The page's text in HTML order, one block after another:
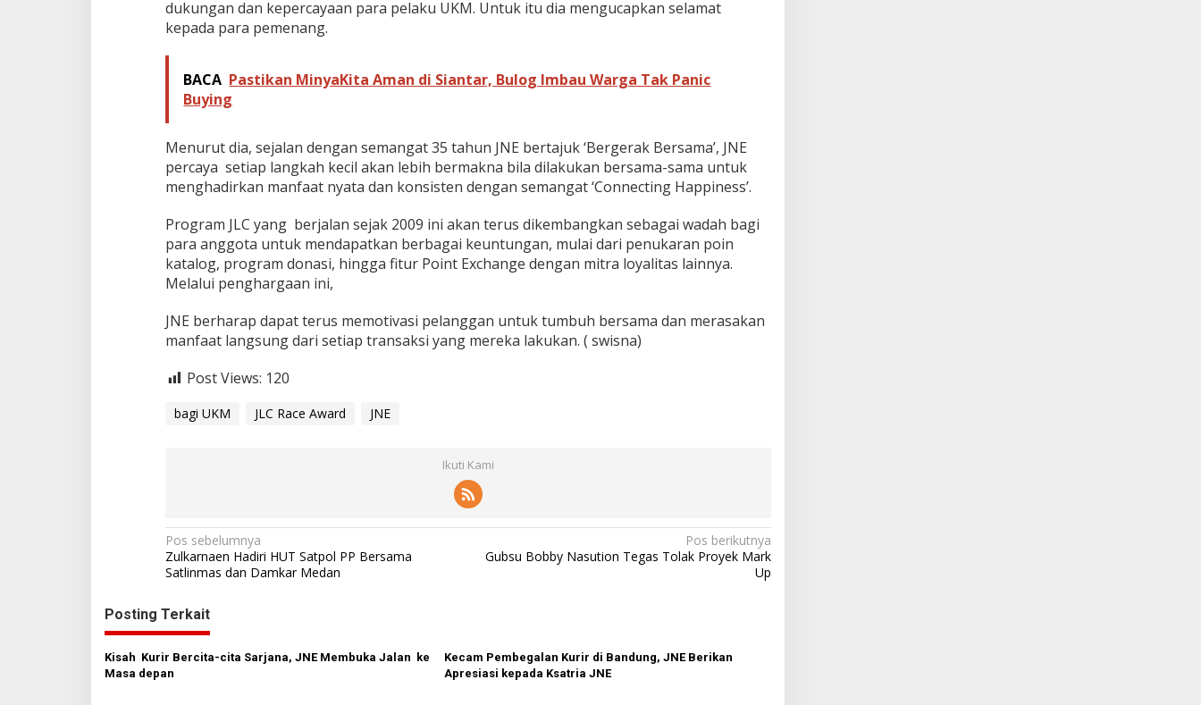
dukungan dan kepercayaan para pelaku UKM. Untuk itu dia mengucapkan selamat
kepada para pemenang.
BACA Pastikan MinyaKita Aman di Siantar, Bulog Imbau Warga Tak Panic
Buying
Menurut dia, sejalan dengan semangat 35 tahun JNE bertajuk ‘Bergerak Bersama’, JNE
percaya setiap langkah kecil akan lebih bermakna bila dilakukan bersama-sama untuk
menghadirkan manfaat nyata dan konsisten dengan semangat ‘Connecting Happiness’.
Program JLC yang berjalan sejak 2009 ini akan terus dikembangkan sebagai wadah bagi
para anggota untuk mendapatkan berbagai keuntungan, mulai dari penukaran poin
katalog, program donasi, hingga fitur Point Exchange dengan mitra loyalitas lainnya.
Melalui penghargaan ini,
JNE berharap dapat terus memotivasi pelanggan untuk tumbuh bersama dan merasakan
manfaat langsung dari setiap transaksi yang mereka lakukan. ( swisna)
Post Views: 120
bagi UKM JLC Race Award JNE
Ikuti Kami
N
a
i
a
Pos sebelumnya
Zulkarnaen Hadiri HUT Satpol PP Bersama
Satlinmas dan Damkar Medan
Pos berikutnya
Gubsu Bobby Nasution Tegas Tolak Proyek Mark
Up
Posting Terkait
Kisah Kurir Bercita-cita Sarjana, JNE Membuka Jalan ke
Masa depan
Kecam Pembegalan Kurir di Bandung, JNE Berikan
Apresiasi kepada Ksatria JNE